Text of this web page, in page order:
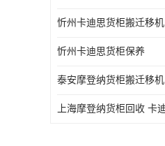
忻州卡迪思货柜搬迁移机
忻州卡迪思货柜保养